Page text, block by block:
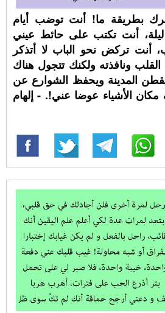
بطريقة ما! أنت توضب أيام
أنت تكتب على حائط عيني
أنت تركض نحو الباب لا أتذكر
ونافذته ولكنك تتجول هناك
المدينة ويحفظ الشوارع عن
الأشياء عوضا عني!. - إلهام